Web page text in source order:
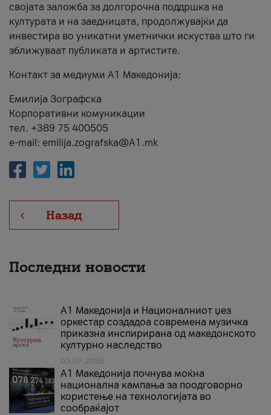
својата заложба за долгорочна поддршка на
културата и на заедницата, продолжувајќи да
инвестира во уникатни уметнички искуства што ги
зближуваат публиката и артистите.
Контакт за медиуми А1 Македонија:
Емилија Зографска
Корпоративни комуникации
тел. +389 75 400505
e-mail: emilija.zografska@A1.mk
Назад
Последни новости
А1 Македонија и Националниот џез
оркестар создадоа современа музичка
приказна инспирирана од македонското
културно наследство
03.07.2026
A1 Македонија почнува моќна
национална кампања за поодговорно
користење на технологијата во
сообраќајот